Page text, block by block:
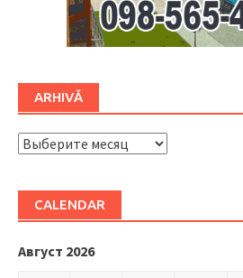
ARHIVĂ
ARHIVĂ
CALENDAR
Август 2026